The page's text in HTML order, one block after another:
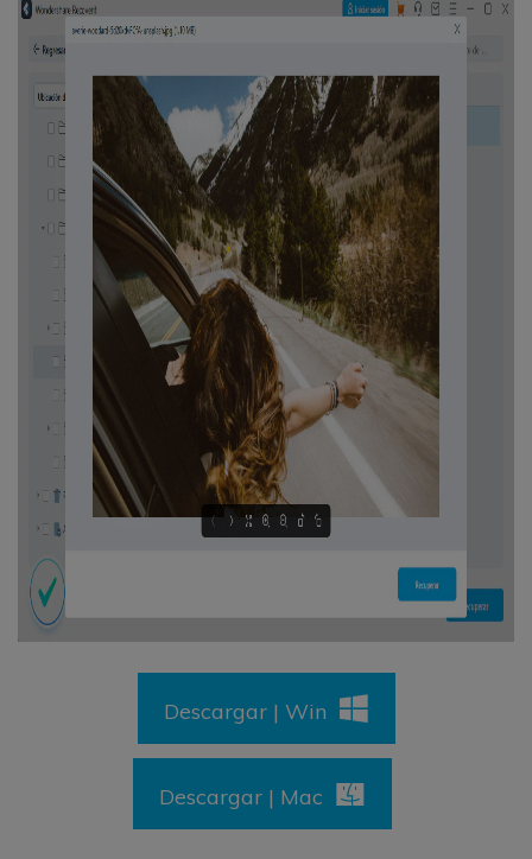
Descargar | Win
Descargar | Mac